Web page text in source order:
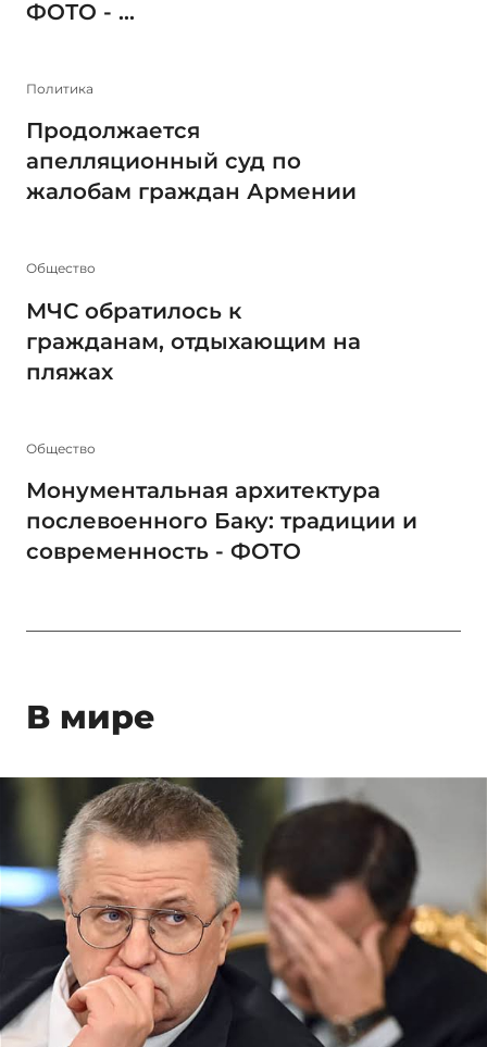
ФОТО - ...
Политика
Продолжается
апелляционный суд по
жалобам граждан Армении
Общество
МЧС обратилось к
гражданам, отдыхающим на
пляжах
Общество
Монументальная архитектура
послевоенного Баку: традиции и
современность - ФОТО
В мире